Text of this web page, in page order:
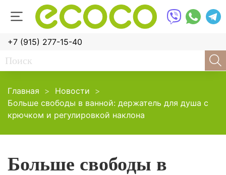
+7 (915) 277-15-40
Главная
Новости
Больше свободы в ванной: держатель для душа с
крючком и регулировкой наклона
Больше свободы в